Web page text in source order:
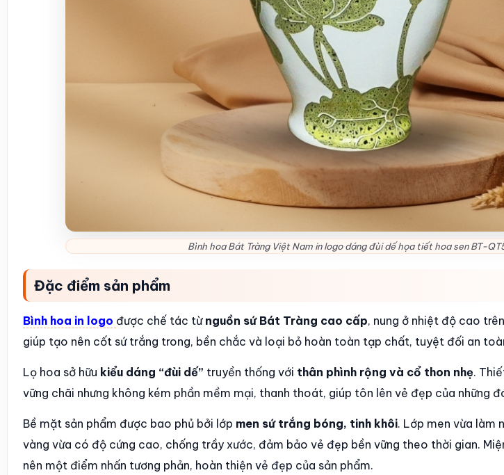
Bình hoa Bát Tràng Việt Nam in logo dáng đùi dế họa tiết hoa sen BT-
Đặc điểm sản phẩm
Bình hoa in logo được chế tác từ nguồn sứ Bát Tràng cao cấp, nung ở nhiệt độ cao
giúp tạo nên cốt sứ trắng trong, bền chắc và loại bỏ hoàn toàn tạp chất, tuyệt đối an
Lọ hoa sở hữu kiểu dáng “đùi dế” truyền thống với thân phình rộng và cổ thon nhẹ.
vững chãi nhưng không kém phần mềm mại, thanh thoát, giúp tôn lên vẻ đẹp của những
Bề mặt sản phẩm được bao phủ bởi lớp men sứ trắng bóng, tinh khôi. Lớp men vừa làm
vàng vừa có độ cứng cao, chống trầy xước, đảm bảo vẻ đẹp bền vững theo thời gian.
nên một điểm nhấn tương phản, hoàn thiện vẻ đẹp của sản phẩm.